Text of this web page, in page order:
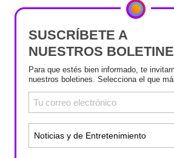
SUSCRÍBETE A
NUESTROS
Para que estés bien informado, te
nuestros boletines. Selecciona el que